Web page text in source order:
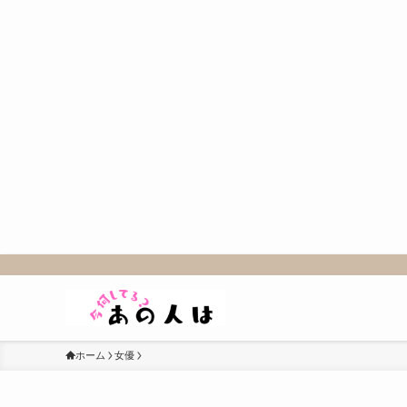
ホーム 女優